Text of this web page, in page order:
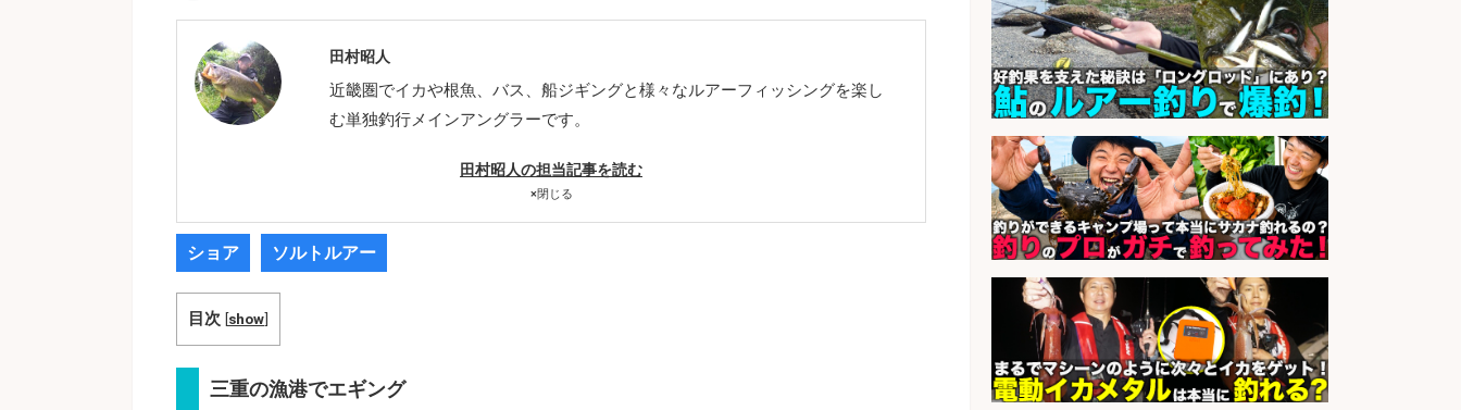
田村昭人
近畿圏でイカや根魚、バス、船ジギングと様々なルアーフィッシングを楽し
む単独釣行メインアングラーです。
田村昭人の担当記事を読む
×閉じる
ショア ソルトルアー
目次 [show]
三重の漁港でエギング
会社名
UTエージェント株式会社 関西第
二CU
sponsored by 求人ボックス
フ/未経験歓迎/交通費支給/制服貸
与/正社員登用あり
会社名 株式会社REnista
sponsored by 求人ボックス
倉庫での釣り用品の軽作業スタッ
フ/未経験歓迎/交通費支給/制服貸
与/正社員登用あり
会社名 株式会社REnista